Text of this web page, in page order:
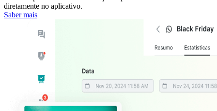
diretamente no aplicativo.
Saber mais